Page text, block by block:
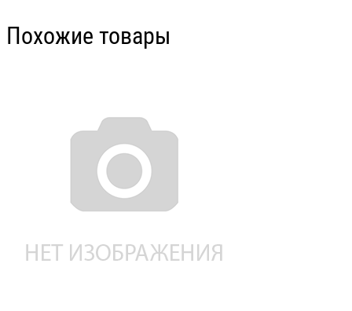
Похожие товары